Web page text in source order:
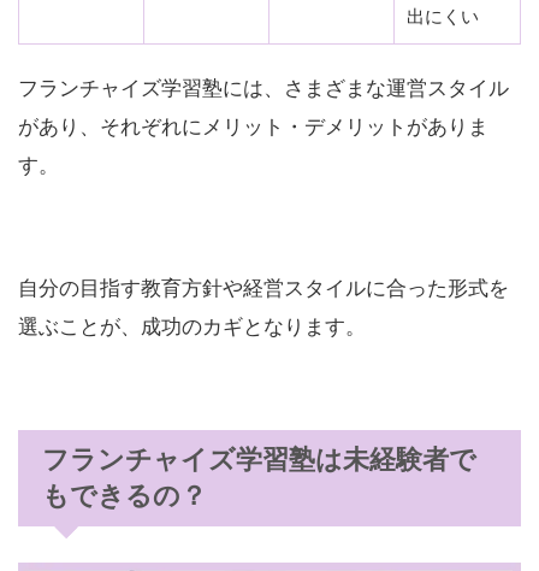
出にくい
フランチャイズ学習塾には、さまざまな運営スタイル
があり、それぞれにメリット・デメリットがありま
す。
自分の目指す教育方針や経営スタイルに合った形式を
選ぶことが、成功のカギとなります。
フランチャイズ学習塾は未経験者で
もできるの？